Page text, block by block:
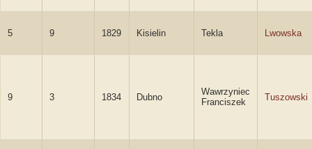
5 9 1829 Kisielin Tekla Lwowska
9 3 1834 Dubno
Wawrzyniec
Franciszek
Tuszowski